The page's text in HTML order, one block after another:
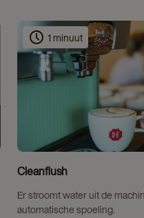
1 minuut
Cleanflush
Er stroomt water uit de
automatische spoeling.